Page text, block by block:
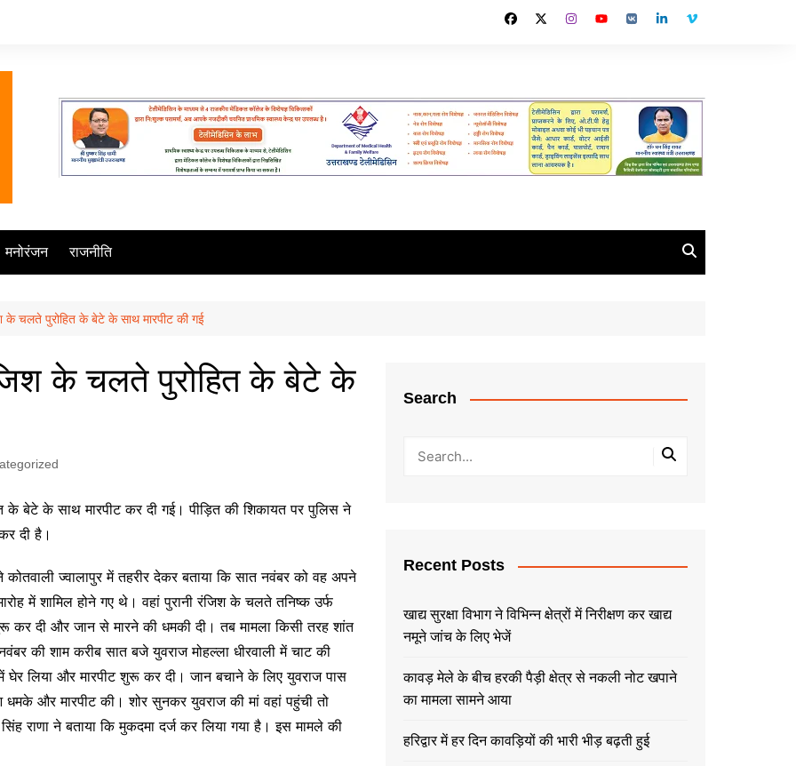
मनोरंजन राजनीति
के चलते पुरोहित के बेटे के साथ मारपीट की गई
के चलते पुरोहित के बेटे के
के बेटे के साथ मारपीट कर दी गई। पीड़ित की शिकायत पर पुलिस ने
दी है।
कोतवाली ज्वालापुर में तहरीर देकर बताया कि सात नवंबर को वह अपने
में शामिल होने गए थे। वहां पुरानी रंजिश के चलते तनिष्क उर्फ
कर दी और जान से मारने की धमकी दी। तब मामला किसी तरह शांत
की शाम करीब सात बजे युवराज मोहल्ला धीरवाली में चाट की
घेर लिया और मारपीट शुरू कर दी। जान बचाने के लिए युवराज पास
और मारपीट की। शोर सुनकर युवराज की मां वहां पहुंची तो
राणा ने बताया कि मुकदमा दर्ज कर लिया गया है। इस मामले की
Search
Recent Posts
खाद्य सुरक्षा विभाग ने विभिन्न क्षेत्रों में निरीक्षण कर खाद्य
नमूने जांच के लिए भेजें
कावड़ मेले के बीच हरकी पैड़ी क्षेत्र से नकली नोट खपाने
का मामला सामने आया
हरिद्वार में हर दिन कावड़ियों की भारी भीड़ बढ़ती हुई